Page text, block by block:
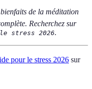
de la méditation
Recherchez sur
stress 2026.
pour le stress 2026 sur